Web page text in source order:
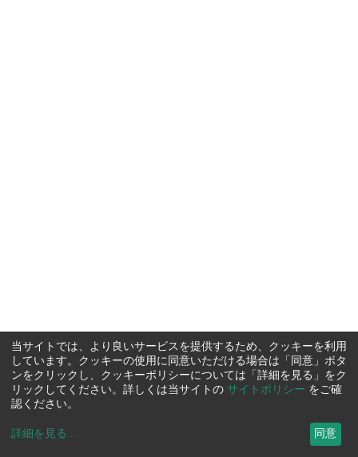
当サイトでは、より良いサービスを提供するため、クッキーを利用
しています。クッキーの使用に同意いただける場合は「同意」ボタ
ンをクリックし、クッキーポリシーについては「詳細を見る」をク
リックしてください。詳しくは当サイトの サイトポリシー をご確
認ください。
詳細を見る ... 同意